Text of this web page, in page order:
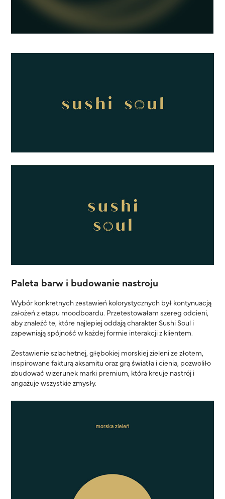
Paleta barw i budowanie nastroju
Wybór konkretnych zestawień kolorystycznych był kontynuacją
założeń z etapu moodboardu. Przetestowałam szereg odcieni,
aby znaleźć te, które najlepiej oddają charakter Sushi Soul i
zapewniają spójność w każdej formie interakcji z klientem.
Zestawienie szlachetnej, głębokiej morskiej zieleni ze złotem,
inspirowane fakturą aksamitu oraz grą światła i cienia, pozwoliło
zbudować wizerunek marki premium, która kreuje nastrój i
angażuje wszystkie zmysły.